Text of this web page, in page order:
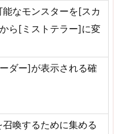
なモンスターを[スカ
ら[ミストテラー]に変
ダー]が表示される確
喚するために集める